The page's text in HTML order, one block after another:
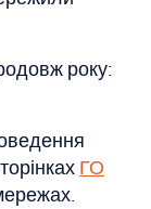
року:
ГО